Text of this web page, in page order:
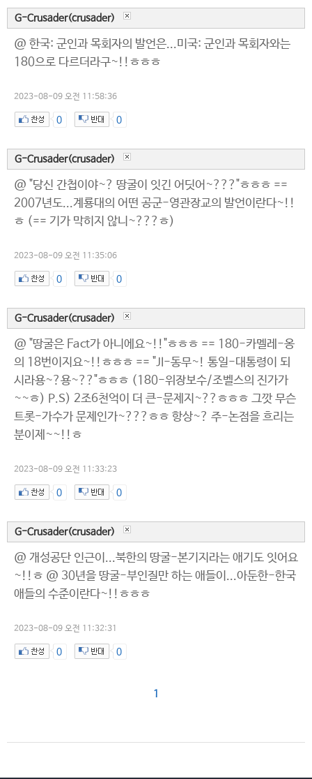
G-Crusader(crusader)
@ 한국: 군인과 목회자의 발언은...미국: 군인과 목회자와는
180으로 다르더라구~!!ㅎㅎㅎ
2023-08-09 오전 11:58:36
0 0
G-Crusader(crusader)
@ "당신 간첩이야~? 땅굴이 잇긴 어딧어~???"ㅎㅎㅎ ==
2007년도...계룡대의 어떤 공군-영관장교의 발언이란다~!!
ㅎ (== 기가 막히지 않니~???ㅎ)
2023-08-09 오전 11:35:06
0 0
G-Crusader(crusader)
@ "땅굴은 Fact가 아니에요~!!"ㅎㅎㅎ == 180-카멜레-옹
의 18번이지요~!!ㅎㅎㅎ == "JI-동무~! 통일-대통령이 되
시라용~?용~??"ㅎㅎㅎ (180-위장보수/조벨스의 진가가
~~ㅎ) P.S) 2조6천억이 더 큰-문제지~??ㅎㅎㅎ 그깟 무슨
트롯-가수가 문제인가~???ㅎㅎ 항상~? 주-논점을 흐리는
분이제~~!!ㅎ
2023-08-09 오전 11:33:23
0 0
G-Crusader(crusader)
@ 개성공단 인근이...북한의 땅굴-본기지라는 애기도 잇어요
~!!ㅎ @ 30년을 땅굴-부인질만 하는 애들이...아둔한-한국
애들의 수준이란다~!!ㅎㅎㅎ
2023-08-09 오전 11:32:31
0 0
1